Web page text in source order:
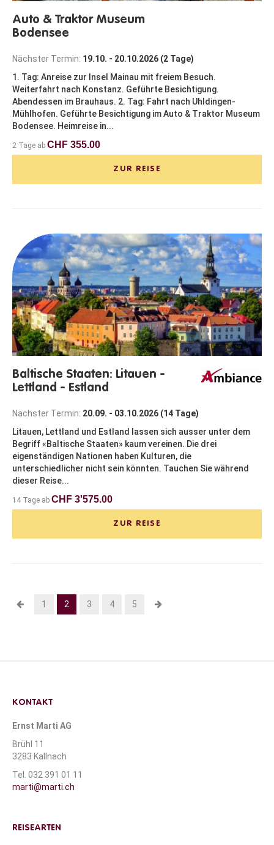
Auto & Traktor Museum
Bodensee
Nächster Termin: 19.10. - 20.10.2026 (2 Tage)
1. Tag: Anreise zur Insel Mainau mit freiem Besuch.
Weiterfahrt nach Konstanz. Geführte Besichtigung.
Abendessen im Brauhaus. 2. Tag: Fahrt nach Uhldingen-
Mühlhofen. Geführte Besichtigung im Auto & Traktor Museum
Bodensee. Heimreise in...
2 Tage ab CHF 355.00
ZUR REISE
Baltische Staaten: Litauen -
Lettland - Estland
Nächster Termin: 20.09. - 03.10.2026 (14 Tage)
Litauen, Lettland und Estland lassen sich ausser unter dem
Begriff «Baltische Staaten» kaum vereinen. Die drei
eigenständigen Nationen haben Kulturen, die
unterschiedlicher nicht sein könnten. Tauchen Sie während
dieser Reise...
14 Tage ab CHF 3'575.00
ZUR REISE
1 2 3 4 5
KONTAKT
Ernst Marti AG
Brühl 11
3283 Kallnach
Tel. 032 391 01 11
marti@marti.ch
REISEARTEN